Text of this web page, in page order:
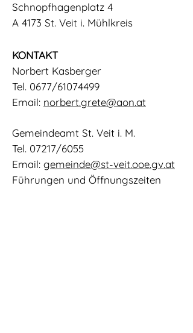
Schnopfhagenplatz 4
A 4173 St. Veit i. Mühlkreis
KONTAKT
Norbert Kasberger
Tel. 0677/61074499
Email: norbert.grete@aon.at
Gemeindeamt St. Veit i. M.
Tel. 07217/6055
Email: gemeinde@st-veit.ooe.gv.at
Führungen und Öffnungszeiten